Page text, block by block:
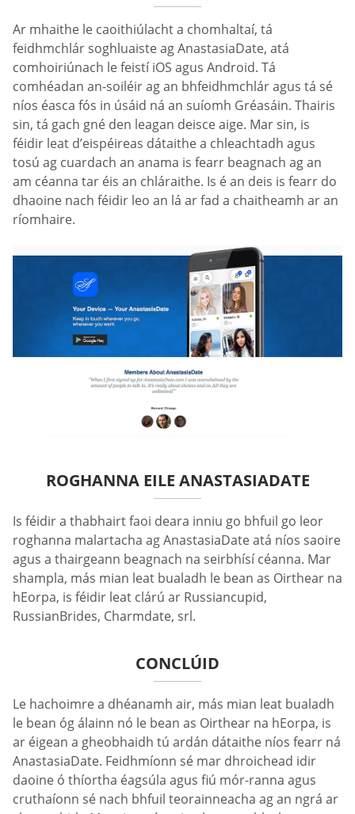
Ar mhaithe le caoithiúlacht a chomhaltaí, tá
feidhmchlár soghluaiste ag AnastasiaDate, atá
comhoiriúnach le feistí iOS agus Android. Tá
comhéadan an-soiléir ag an bhfeidhmchlár agus tá sé
níos éasca fós in úsáid ná an suíomh Gréasáin. Thairis
sin, tá gach gné den leagan deisce aige. Mar sin, is
féidir leat d’eispéireas dátaithe a chleachtadh agus
tosú ag cuardach an anama is fearr beagnach ag an
am céanna tar éis an chláraithe. Is é an deis is fearr do
dhaoine nach féidir leo an lá ar fad a chaitheamh ar an
ríomhaire.
ROGHANNA EILE ANASTASIADATE
Is féidir a thabhairt faoi deara inniu go bhfuil go leor
roghanna malartacha ag AnastasiaDate atá níos saoire
agus a thairgeann beagnach na seirbhísí céanna. Mar
shampla, más mian leat bualadh le bean as Oirthear na
hEorpa, is féidir leat clárú ar Russiancupid,
RussianBrides, Charmdate, srl.
CONCLÚID
Le hachoimre a dhéanamh air, más mian leat bualadh
le bean óg álainn nó le bean as Oirthear na hEorpa, is
ar éigean a gheobhaidh tú ardán dátaithe níos fearr ná
AnastasiaDate. Feidhmíonn sé mar dhroichead idir
daoine ó thíortha éagsúla agus fiú mór-ranna agus
cruthaíonn sé nach bhfuil teorainneacha ag an ngrá ar